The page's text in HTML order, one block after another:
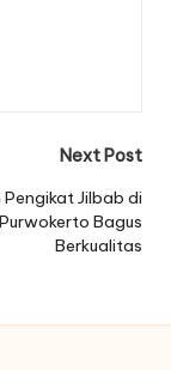
Next Post
Pengikat Jilbab di
Purwokerto Bagus
Berkualitas